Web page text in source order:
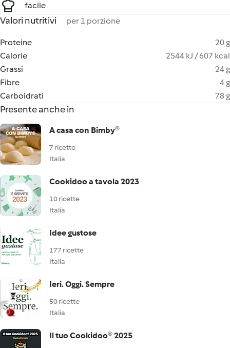
facile
Valori nutritivi per 1 porzione
Proteine
20 g
Calorie
2544 kJ / 607 kcal
Grassi
24 g
Fibre
4 g
Carboidrati
78 g
Presente anche in
A casa con Bimby®
7 ricette
Italia
Cookidoo a tavola 2023
10 ricette
Italia
Idee gustose
177 ricette
Italia
Ieri. Oggi. Sempre
50 ricette
Italia
Il tuo Cookidoo® 2025